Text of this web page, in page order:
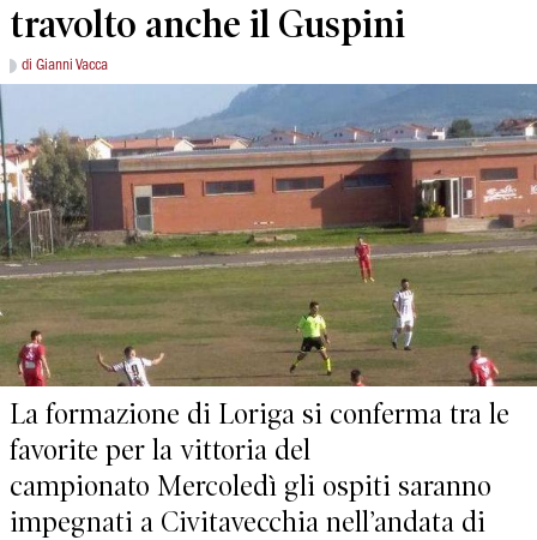
travolto anche il Guspini
di Gianni Vacca
La formazione di Loriga si conferma tra le
favorite per la vittoria del
campionato Mercoledì gli ospiti saranno
impegnati a Civitavecchia nell’andata di